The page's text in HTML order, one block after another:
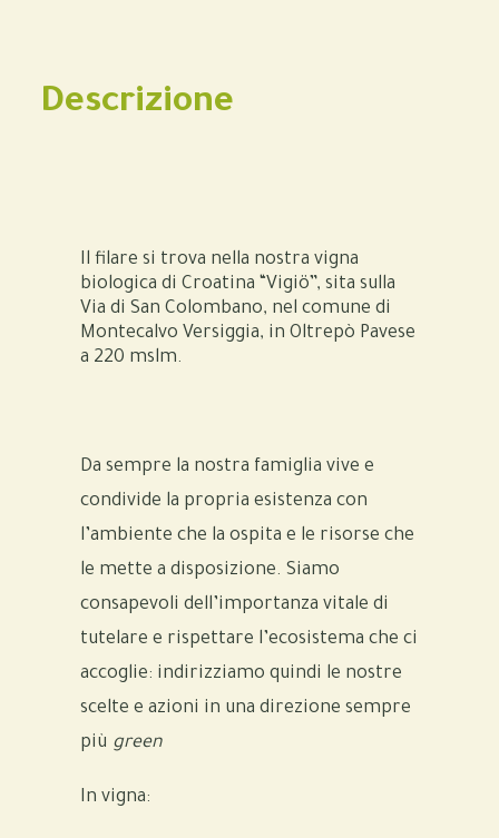
Descrizione
Il filare si trova nella nostra vigna
biologica di Croatina “Vigiö”, sita sulla
Via di San Colombano, nel comune di
Montecalvo Versiggia, in Oltrepò Pavese
a 220 mslm.
Da sempre la nostra famiglia vive e
condivide la propria esistenza con
l’ambiente che la ospita e le risorse che
le mette a disposizione. Siamo
consapevoli dell’importanza vitale di
tutelare e rispettare l’ecosistema che ci
accoglie: indirizziamo quindi le nostre
scelte e azioni in una direzione sempre
più green
In vigna: